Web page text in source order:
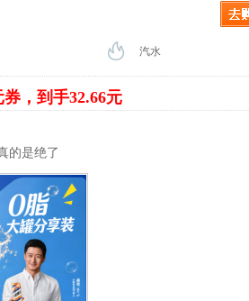
汽水
券，到手32.66元
的是绝了